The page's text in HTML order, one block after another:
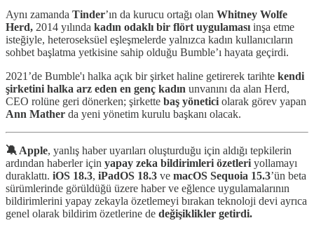
Aynı zamanda Tinder’ın da kurucu ortağı olan Whitney Wolfe
Herd, 2014 yılında kadın odaklı bir flört uygulaması inşa etme
isteğiyle, heteroseksüel eşleşmelerde yalnızca kadın kullanıcıların
sohbet başlatma yetkisine sahip olduğu Bumble’ı hayata geçirdi.
2021’de Bumble'ı halka açık bir şirket haline getirerek tarihte kendi
şirketini halka arz eden en genç kadın unvanını da alan Herd,
CEO rolüne geri dönerken; şirkette baş yönetici olarak görev yapan
Ann Mather da yeni yönetim kurulu başkanı olacak.
🔕 Apple, yanlış haber uyarıları oluşturduğu için aldığı tepkilerin
ardından haberler için yapay zeka bildirimleri özetleri yollamayı
duraklattı. iOS 18.3, iPadOS 18.3 ve macOS Sequoia 15.3’ün beta
sürümlerinde görüldüğü üzere haber ve eğlence uygulamalarının
bildirimlerini yapay zekayla özetlemeyi bırakan teknoloji devi ayrıca
genel olarak bildirim özetlerine de değişiklikler getirdi.